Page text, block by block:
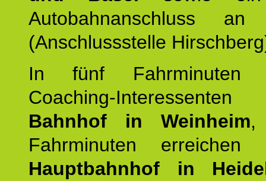
Autobahnanschluss
(Anschlussstelle
In fünf Fahrminuten
Coaching-
Bahnhof in Weinheim,
Fahrminuten
Hauptbahnhof in